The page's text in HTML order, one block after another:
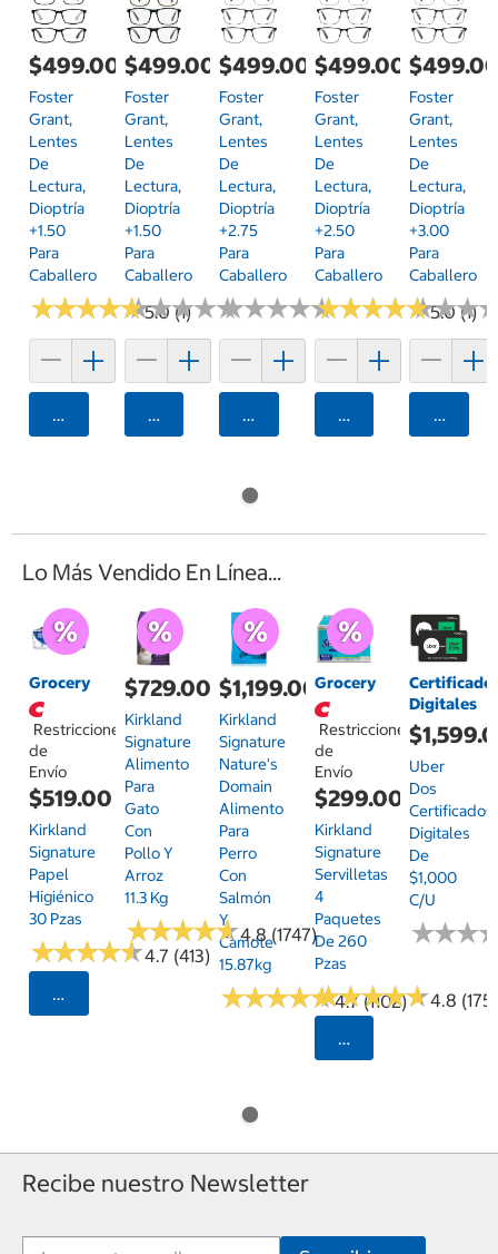
$499.00
Foster
Grant,
Lentes
De
Lectura,
Dioptría
+1.50
Para
Caballero
★★★★★
★★★★★5.0 (1)
Agregar
$499.00
Foster
Grant,
Lentes
De
Lectura,
Dioptría
+1.50
Para
Caballero
★★★★★
★★★★★
Agregar
$499.00
Foster
Grant,
Lentes
De
Lectura,
Dioptría
+2.75
Para
Caballero
★★★★★
★★★★★
Agregar
$499.00
Foster
Grant,
Lentes
De
Lectura,
Dioptría
+2.50
Para
Caballero
★★★★★
★★★★★5.0 (1)
Agregar
Foster
Grant,
Lentes
De
Lectura,
Dioptría
+3.00
Para
Caballero
★★★
★★★
Lo Más Vendido En Línea...
Grocery
Restricciones
de
Envío
$519.00
Kirkland
Signature
Papel
Higiénico
30 Pzas
★★★★★
★★★★★4.7 (413)
Seleccionar Código Postal
$729.00
Kirkland
Signature
Alimento
Para
Gato
Con
Pollo Y
Arroz
11.3 Kg
★★★★★
★★★★★4.8 (1747)
$1,199.00
Kirkland
Signature
Nature's
Domain
Alimento
Para
Perro
Con
Salmón
Y
Camote
15.87kg
★★★★★
★★★★★4.7 (1102)
Grocery
Restricciones
de
Envío
$299.00
Kirkland
Signature
Servilletas
4
Paquetes
De 260
Pzas
★★★★★
★★★★★4.8 (175)
Seleccionar
Digitales
Uber
Dos
Certificados
Digitales
De
$1,000
C/u
★★★
★★★
Recibe nuestro Newsletter